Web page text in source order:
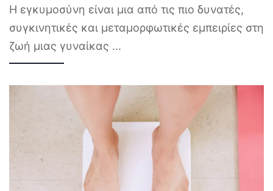
Η εγκυμοσύνη είναι μια από τις πιο δυνατές,
συγκινητικές και μεταμορφωτικές εμπειρίες στη
ζωή μιας γυναίκας ...